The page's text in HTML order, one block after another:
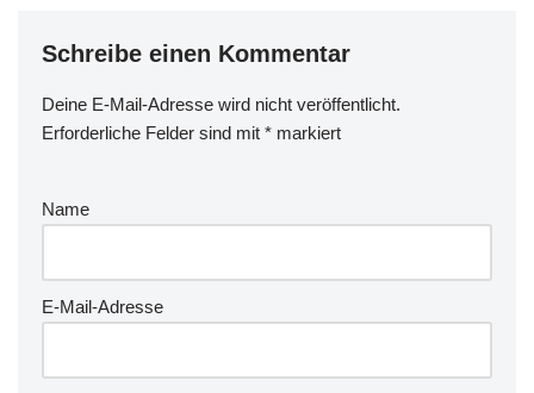
Schreibe einen Kommentar
Deine E-Mail-Adresse wird nicht veröffentlicht.
Erforderliche Felder sind mit * markiert
Name
E-Mail-Adresse